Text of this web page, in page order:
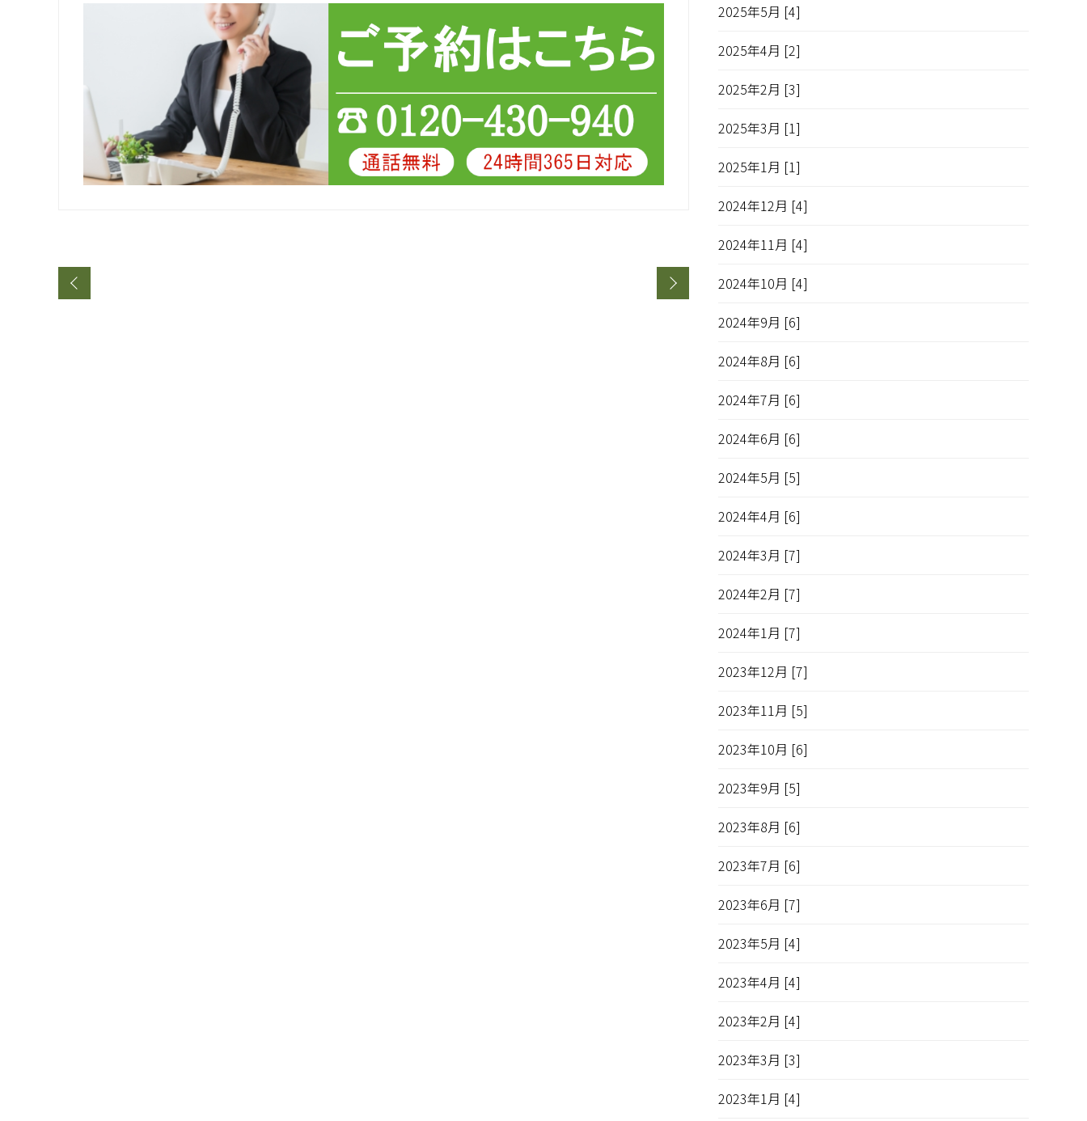
2025年5月 [4]
2025年4月 [2]
2025年2月 [3]
2025年3月 [1]
2025年1月 [1]
2024年12月 [4]
2024年11月 [4]
2024年10月 [4]
2024年9月 [6]
2024年8月 [6]
2024年7月 [6]
2024年6月 [6]
2024年5月 [5]
2024年4月 [6]
2024年3月 [7]
2024年2月 [7]
2024年1月 [7]
2023年12月 [7]
2023年11月 [5]
2023年10月 [6]
2023年9月 [5]
2023年8月 [6]
2023年7月 [6]
2023年6月 [7]
2023年5月 [4]
2023年4月 [4]
2023年2月 [4]
2023年3月 [3]
2023年1月 [4]